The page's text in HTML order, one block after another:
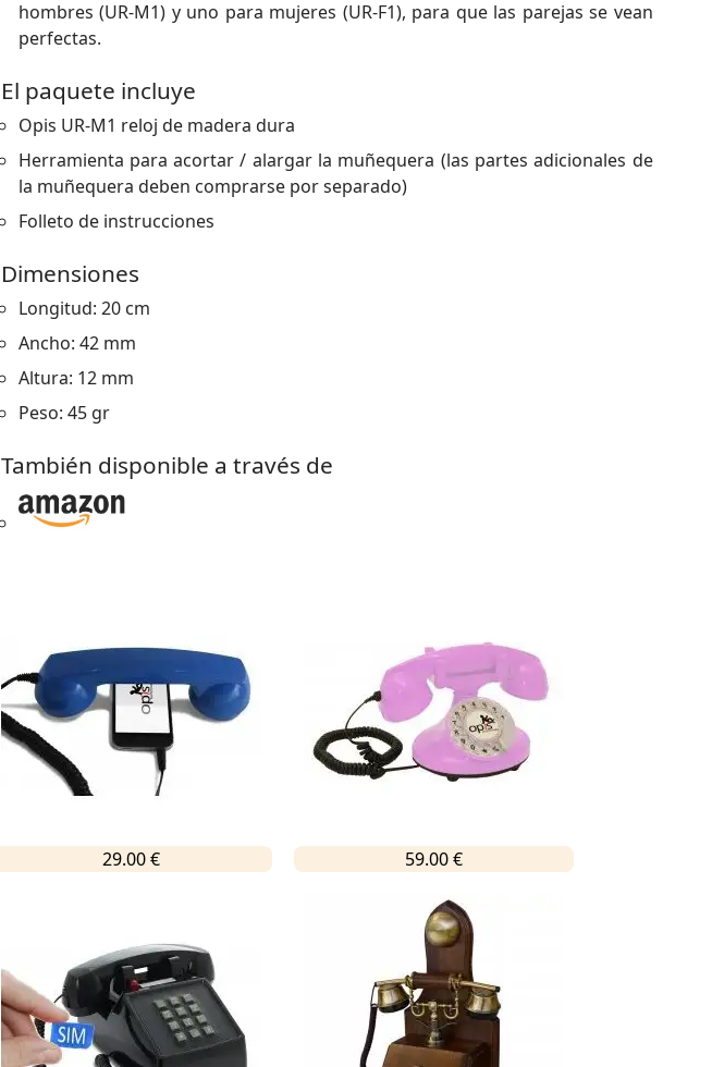
hombres (UR-M1) y uno para mujeres (UR-F1), para que las parejas se vean
perfectas.
El paquete incluye
Opis UR-M1 reloj de madera dura
Herramienta para acortar / alargar la muñequera (las partes adicionales de
la muñequera deben comprarse por separado)
Folleto de instrucciones
Dimensiones
Longitud: 20 cm
Ancho: 42 mm
Altura: 12 mm
Peso: 45 gr
También disponible a través de
29.00 € 59.00 €